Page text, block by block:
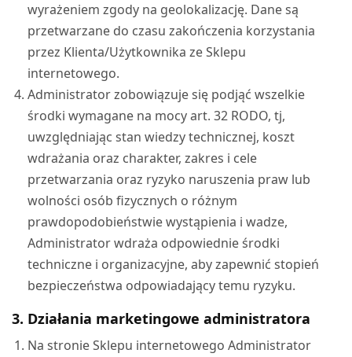
wyrażeniem zgody na geolokalizację. Dane są
przetwarzane do czasu zakończenia korzystania
przez Klienta/Użytkownika ze Sklepu
internetowego.
Administrator zobowiązuje się podjąć wszelkie
środki wymagane na mocy art. 32 RODO, tj,
uwzględniając stan wiedzy technicznej, koszt
wdrażania oraz charakter, zakres i cele
przetwarzania oraz ryzyko naruszenia praw lub
wolności osób fizycznych o różnym
prawdopodobieństwie wystąpienia i wadze,
Administrator wdraża odpowiednie środki
techniczne i organizacyjne, aby zapewnić stopień
bezpieczeństwa odpowiadający temu ryzyku.
3. Działania marketingowe administratora
Na stronie Sklepu internetowego Administrator